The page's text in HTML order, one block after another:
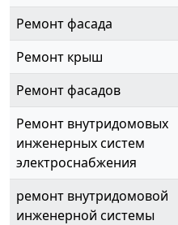
Ремонт фасада
Ремонт крыш
Ремонт фасадов
Ремонт внутридомовых
инженерных систем
электроснабжения
ремонт внутридомовой
инженерной системы